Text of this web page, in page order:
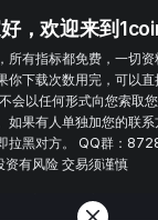
的短线量化的免费版本
安卓端
indicator Resonance
，欢迎来到
所有指标都免费，一切
你下载次数用完，可以
会以任何形式向您索取
如果有人单独加您的联
拉黑对方。 QQ群：
有风险 交易须谨慎